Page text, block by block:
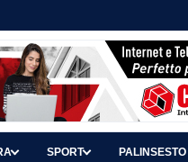
SPORT PALINSESTO